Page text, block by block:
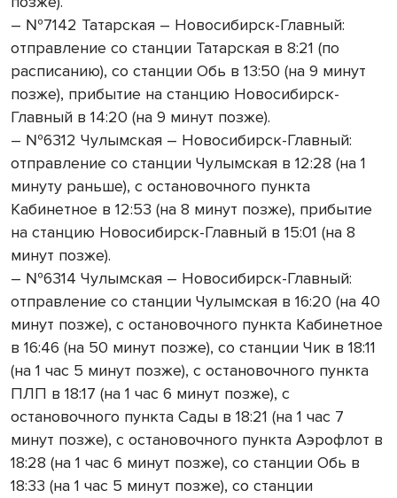
– №7142 Татарская – Новосибирск-Главный:
отправление со станции Татарская в 8:21 (по
расписанию), со станции Обь в 13:50 (на 9 минут
позже), прибытие на станцию Новосибирск-
Главный в 14:20 (на 9 минут позже).
– №6312 Чулымская – Новосибирск-Главный:
отправление со станции Чулымская в 12:28 (на 1
минуту раньше), с остановочного пункта
Кабинетное в 12:53 (на 8 минут позже), прибытие
на станцию Новосибирск-Главный в 15:01 (на 8
минут позже).
– №6314 Чулымская – Новосибирск-Главный:
отправление со станции Чулымская в 16:20 (на 40
минут позже), с остановочного пункта Кабинетное
в 16:46 (на 50 минут позже), со станции Чик в 18:11
(на 1 час 5 минут позже), с остановочного пункта
ПЛП в 18:17 (на 1 час 6 минут позже), с
остановочного пункта Сады в 18:21 (на 1 час 7
минут позже), с остановочного пункта Аэрофлот в
18:28 (на 1 час 6 минут позже), со станции Обь в
18:33 (на 1 час 5 минут позже), со станции